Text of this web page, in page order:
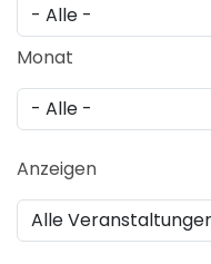
Monat
Anzeigen